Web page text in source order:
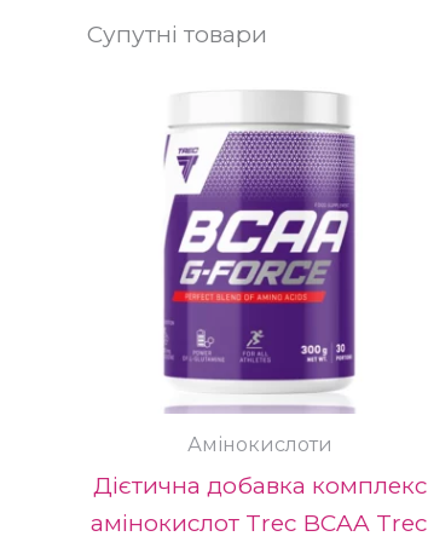
Супутні товари
Амінокислоти
Дієтична добавка комплекс
амінокислот Trec BCAA Trec